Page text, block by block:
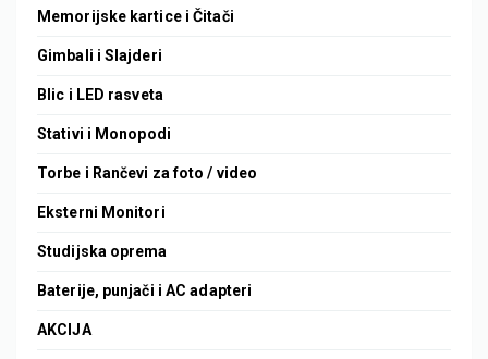
Memorijske kartice i Čitači
Gimbali i Slajderi
Blic i LED rasveta
Stativi i Monopodi
Torbe i Rančevi za foto / video
Eksterni Monitori
Studijska oprema
Baterije, punjači i AC adapteri
AKCIJA